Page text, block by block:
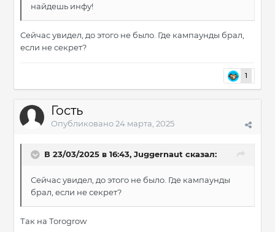
найдешь инфу!
Сейчас увидел, до этого не было. Где кампаунды брал,
если не секрет?
1
Гость
Опубликовано24 марта, 2025
В 23/03/2025 в 16:43, Juggernaut сказал:
Сейчас увидел, до этого не было. Где кампаунды
брал, если не секрет?
Так на Тоrоgrow